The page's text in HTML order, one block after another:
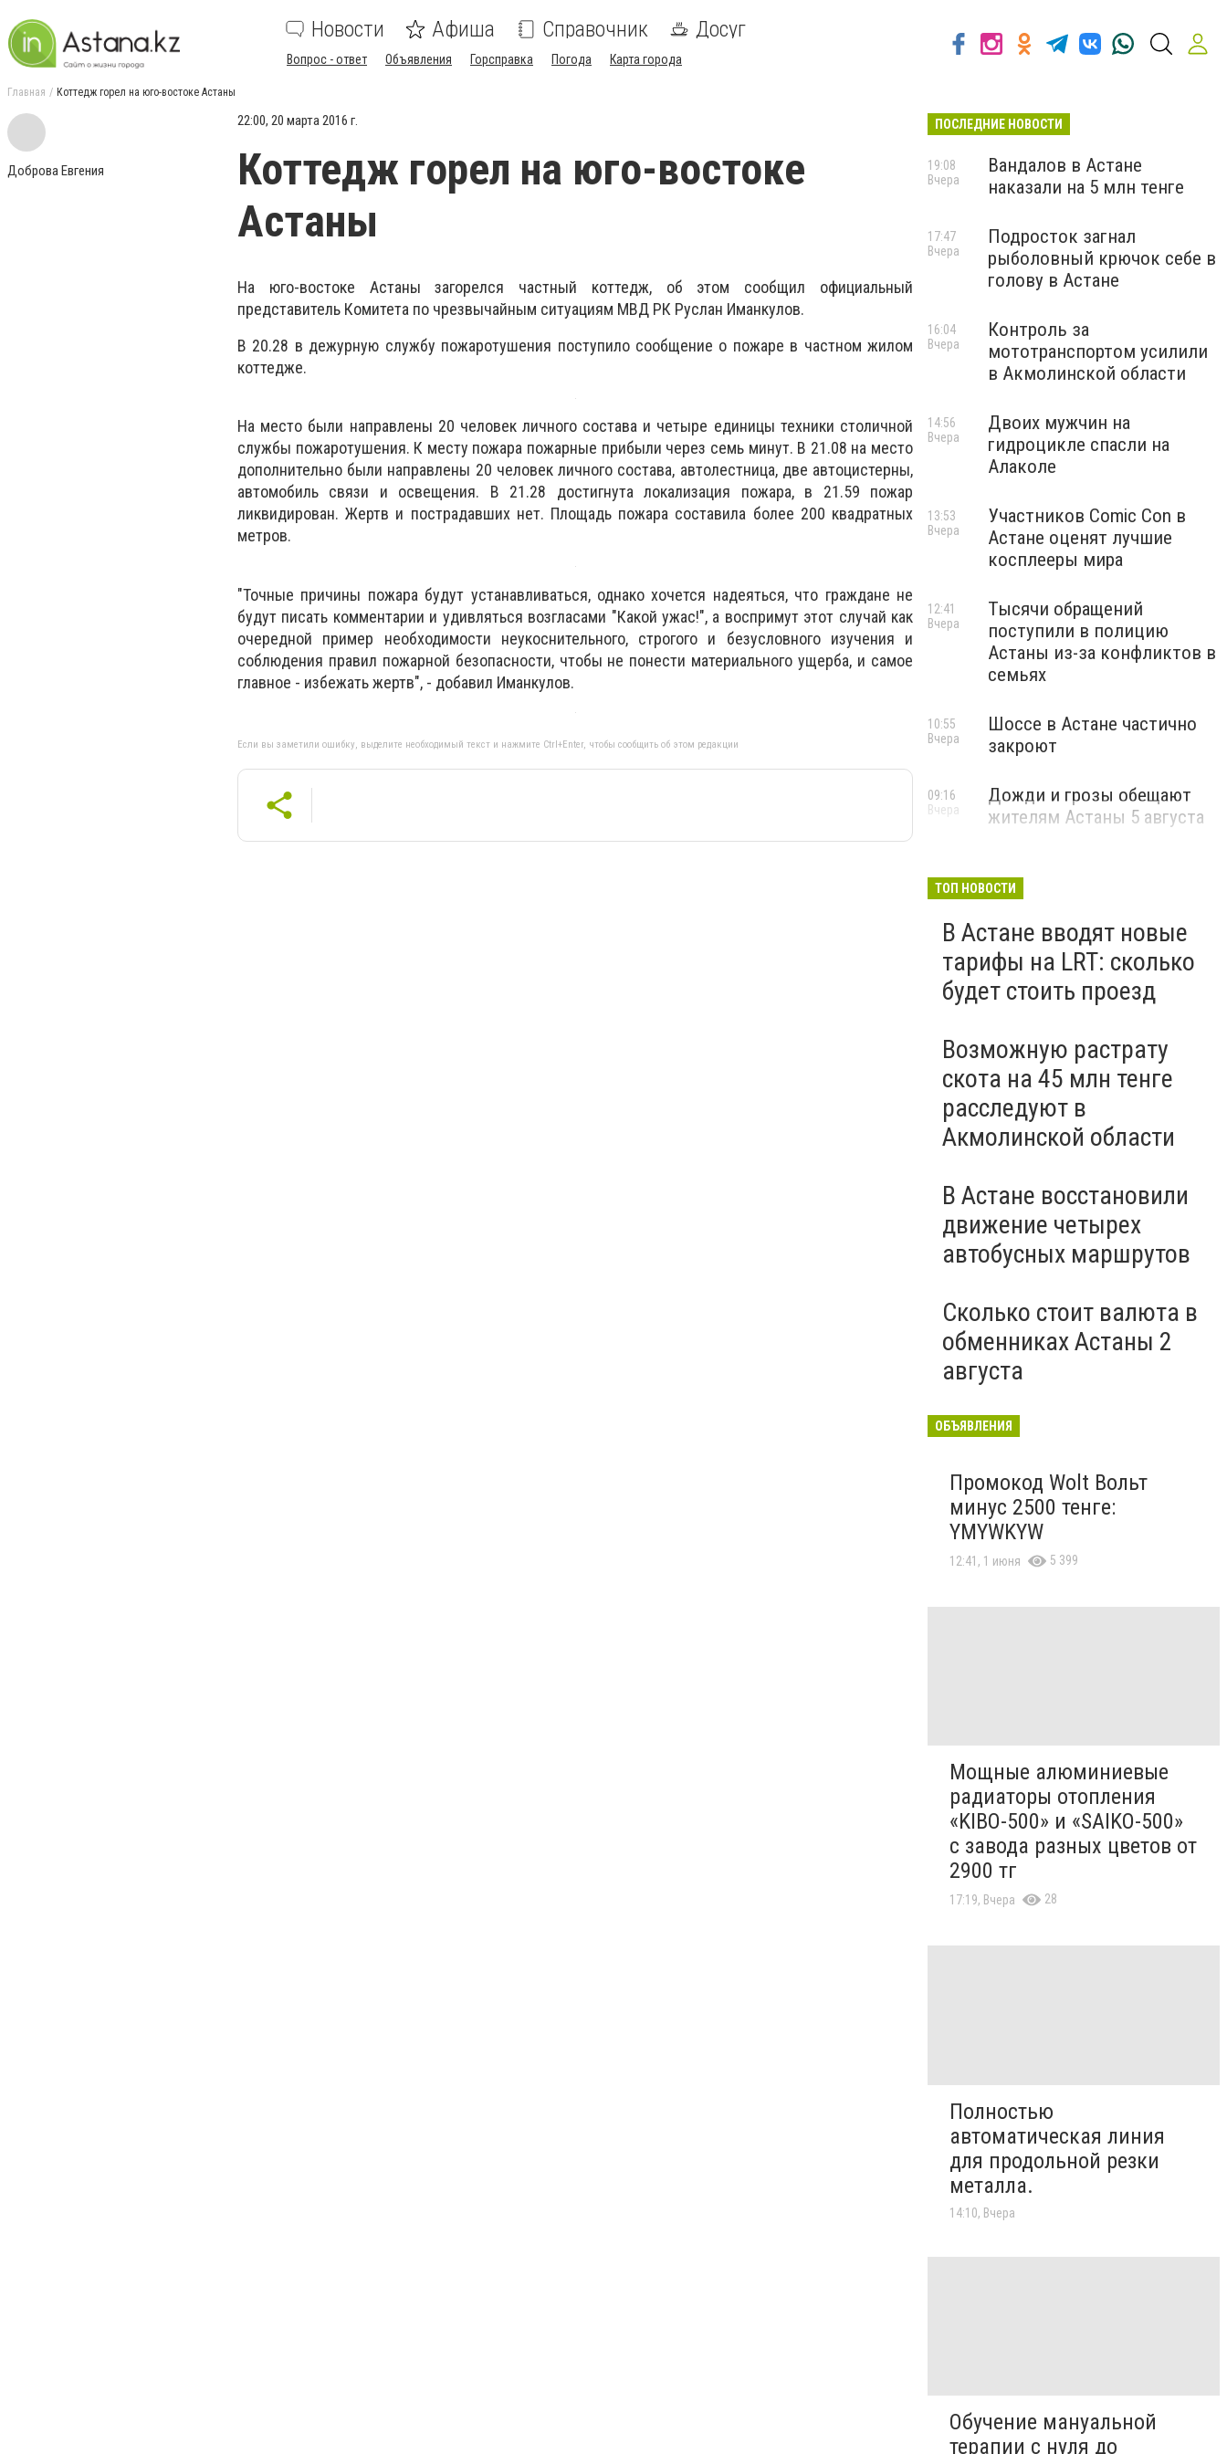
Новости Афиша Справочник Досуг
Вопрос - ответ Объявления Горсправка Погода Карта города
Главная Коттедж горел на юго-востоке Астаны
Доброва Евгения
22:00, 20 марта 2016 г.
Коттедж горел на юго-востоке
Астаны
На юго-востоке Астаны загорелся частный коттедж, об этом сообщил официальный
представитель Комитета по чрезвычайным ситуациям МВД РК Руслан Иманкулов.
В 20.28 в дежурную службу пожаротушения поступило сообщение о пожаре в частном жилом
коттедже.
На место были направлены 20 человек личного состава и четыре единицы техники столичной
службы пожаротушения. К месту пожара пожарные прибыли через семь минут. В 21.08 на место
дополнительно были направлены 20 человек личного состава, автолестница, две автоцистерны,
автомобиль связи и освещения. В 21.28 достигнута локализация пожара, в 21.59 пожар
ликвидирован. Жертв и пострадавших нет. Площадь пожара составила более 200 квадратных
метров.
"Точные причины пожара будут устанавливаться, однако хочется надеяться, что граждане не
будут писать комментарии и удивляться возгласами "Какой ужас!", а воспримут этот случай как
очередной пример необходимости неукоснительного, строгого и безусловного изучения и
соблюдения правил пожарной безопасности, чтобы не понести материального ущерба, и самое
главное - избежать жертв", - добавил Иманкулов.
Если вы заметили ошибку, выделите необходимый текст и нажмите Ctrl+Enter, чтобы сообщить об этом редакции
ПОСЛЕДНИЕ НОВОСТИ
Вандалов в Астане
наказали на 5 млн тенге
19:08
Вчера
Подросток загнал
рыболовный крючок себе в
голову в Астане
17:47
Вчера
Контроль за
мототранспортом усилили
в Акмолинской области
16:04
Вчера
Двоих мужчин на
гидроцикле спасли на
Алаколе
14:56
Вчера
Участников Comic Con в
Астане оценят лучшие
косплееры мира
13:53
Вчера
Тысячи обращений
поступили в полицию
Астаны из-за конфликтов в
семьях
12:41
Вчера
Шоссе в Астане частично
закроют
10:55
Вчера
Дожди и грозы обещают
жителям Астаны 5 августа
09:16
Вчера
ТОП НОВОСТИ
В Астане вводят новые
тарифы на LRT: сколько
будет стоить проезд
Возможную растрату
скота на 45 млн тенге
расследуют в
Акмолинской области
В Астане восстановили
движение четырех
автобусных маршрутов
Сколько стоит валюта в
обменниках Астаны 2
августа
ОБЪЯВЛЕНИЯ
Промокод Wolt Вольт
минус 2500 тенге:
YMYWKYW
12:41, 1 июня 5 399
Мощные алюминиевые
радиаторы отопления
«KIBO-500» и «SAIKO-500»
с завода разных цветов от
2900 тг
17:19, Вчера 28
Полностью
автоматическая линия
для продольной резки
металла.
14:10, Вчера
Обучение мануальной
терапии с нуля до